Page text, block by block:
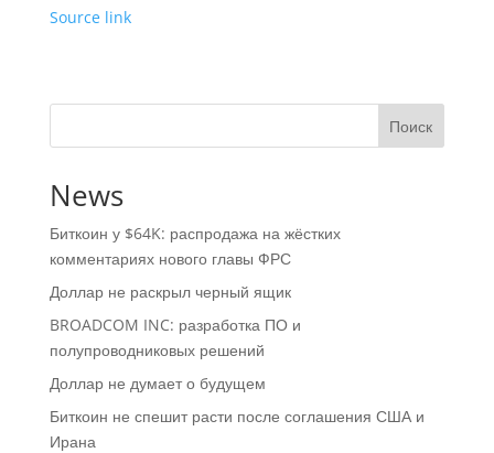
Source link
Поиск
News
Биткоин у $64K: распродажа на жёстких
комментариях нового главы ФРС
Доллар не раскрыл черный ящик
BROADCOM INC: разработка ПО и
полупроводниковых решений
Доллар не думает о будущем
Биткоин не спешит расти после соглашения США и
Ирана